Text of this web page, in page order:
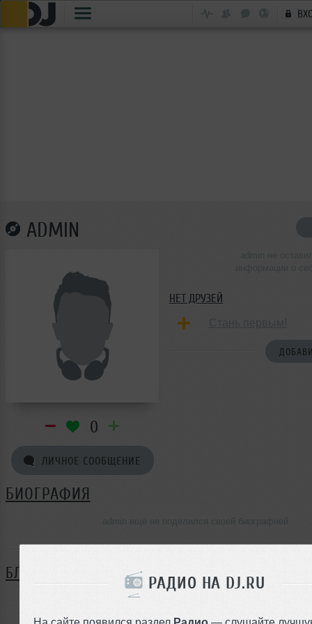
РАДИО НА DJ.RU
На сайте появился раздел Радио — слушайте
ADMIN
0
ЛИЧНОЕ СООБЩЕНИЕ
НЕТ ДРУЗЕЙ
БИОГРАФИЯ
БЛОГ